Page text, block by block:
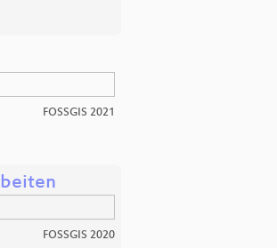
FOSSGIS 2021
FOSSGIS 2020